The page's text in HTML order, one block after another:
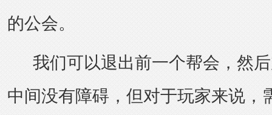
的公会。
我们可以退出前一个帮会，然后
中间没有障碍，但对于玩家来说，